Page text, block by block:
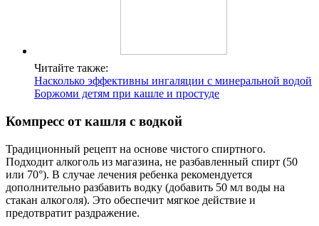
Читайте также:
Насколько эффективны ингаляции с минеральной водой
Боржоми детям при кашле и простуде
Компресс от кашля с водкой
Традиционный рецепт на основе чистого спиртного.
Подходит алкоголь из магазина, не разбавленный спирт (50
или 70°). В случае лечения ребенка рекомендуется
дополнительно разбавить водку (добавить 50 мл воды на
стакан алкоголя). Это обеспечит мягкое действие и
предотвратит раздражение.